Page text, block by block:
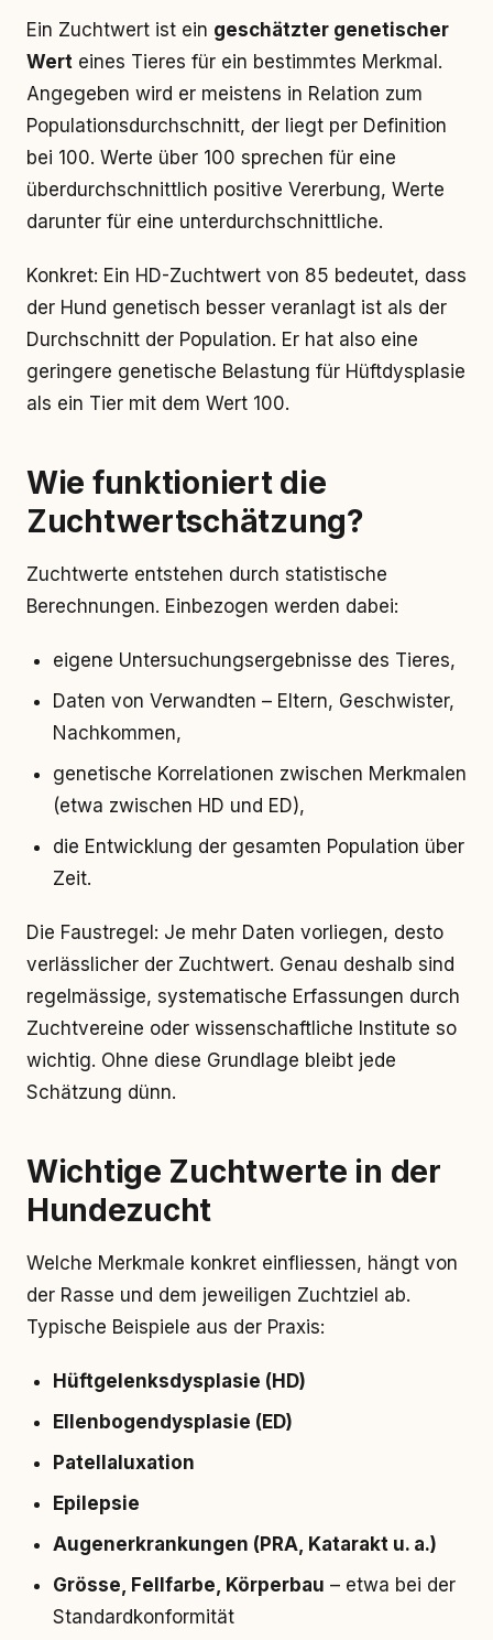
Ein Zuchtwert ist ein geschätzter genetischer
Wert eines Tieres für ein bestimmtes Merkmal.
Angegeben wird er meistens in Relation zum
Populationsdurchschnitt, der liegt per Definition
bei 100. Werte über 100 sprechen für eine
überdurchschnittlich positive Vererbung, Werte
darunter für eine unterdurchschnittliche.
Konkret: Ein HD-Zuchtwert von 85 bedeutet, dass
der Hund genetisch besser veranlagt ist als der
Durchschnitt der Population. Er hat also eine
geringere genetische Belastung für Hüftdysplasie
als ein Tier mit dem Wert 100.
Wie funktioniert die
Zuchtwertschätzung?
Zuchtwerte entstehen durch statistische
Berechnungen. Einbezogen werden dabei:
eigene Untersuchungsergebnisse des Tieres,
Daten von Verwandten – Eltern, Geschwister,
Nachkommen,
genetische Korrelationen zwischen Merkmalen
(etwa zwischen HD und ED),
die Entwicklung der gesamten Population über
Zeit.
Die Faustregel: Je mehr Daten vorliegen, desto
verlässlicher der Zuchtwert. Genau deshalb sind
regelmässige, systematische Erfassungen durch
Zuchtvereine oder wissenschaftliche Institute so
wichtig. Ohne diese Grundlage bleibt jede
Schätzung dünn.
Wichtige Zuchtwerte in der
Hundezucht
Welche Merkmale konkret einfliessen, hängt von
der Rasse und dem jeweiligen Zuchtziel ab.
Typische Beispiele aus der Praxis:
Hüftgelenksdysplasie (HD)
Ellenbogendysplasie (ED)
Patellaluxation
Epilepsie
Augenerkrankungen (PRA, Katarakt u. a.)
Grösse, Fellfarbe, Körperbau – etwa bei der
Standardkonformität